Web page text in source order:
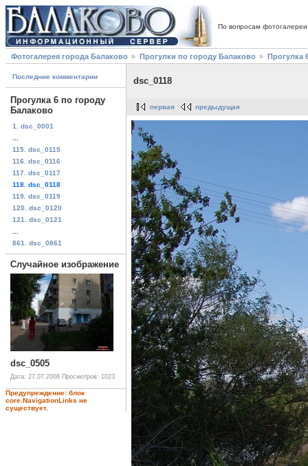
По вопросам
Фотогалерея города Балаково Прогулки по городу Балаково Прогулка
Последние комментарии
Прогулка 6 по городу
Балаково
1. dsc_0001
115. dsc_0115
116. dsc_0116
117. dsc_0117
118. dsc_0118
119. dsc_0119
120. dsc_0120
121. dsc_0121
861. dsc_0861
Случайное изображение
dsc_0505
Дата: 27.07.2008 Просмотров: 1023
Предупреждение: блок
core.NavigationLinks не
существует.
dsc_0118
первая предыдущая